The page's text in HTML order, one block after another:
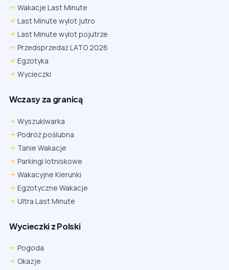
Wakacje Last Minute
Last Minute wylot jutro
Last Minute wylot pojutrze
Przedsprzedaż LATO 2026
Egzotyka
Wycieczki
Wczasy za granicą
Wyszukiwarka
Podróż poślubna
Tanie Wakacje
Parkingi lotniskowe
Wakacyjne Kierunki
Egzotyczne Wakacje
Ultra Last Minute
Wycieczki z Polski
Pogoda
Okazje